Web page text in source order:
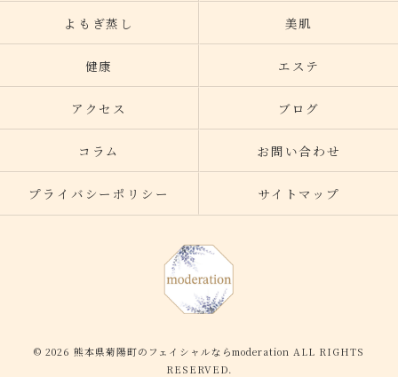
よもぎ蒸し 美肌
健康 エステ
アクセス ブログ
コラム お問い合わせ
プライバシーポリシー サイトマップ
© 2026 熊本県菊陽町のフェイシャルならmoderation ALL RIGHTS
RESERVED.